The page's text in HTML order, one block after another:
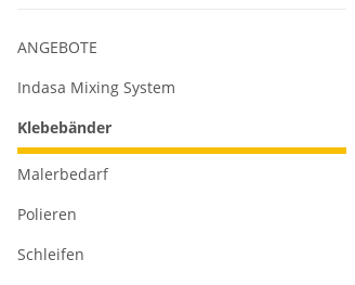
ANGEBOTE
Indasa Mixing System
Klebebänder
Malerbedarf
Polieren
Schleifen